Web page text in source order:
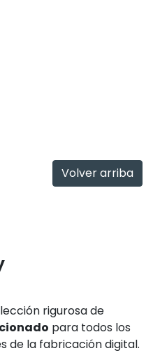
Volver arriba
rigurosa de
para todos los
de la fabricación digital.